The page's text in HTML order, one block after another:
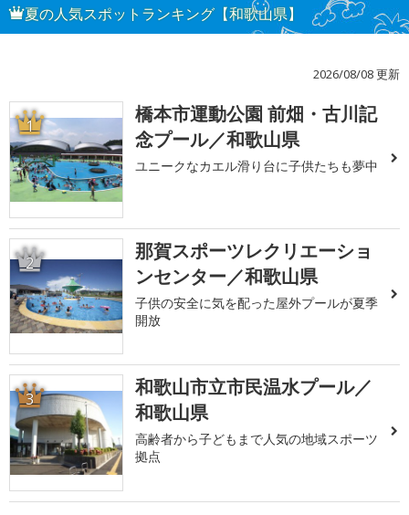
夏の人気スポットランキング【和歌山県】
2026/08/08 更新
1
橋本市運動公園 前畑・古川記
念プール／和歌山県
ユニークなカエル滑り台に子供たちも夢中
2
那賀スポーツレクリエーショ
ンセンター／和歌山県
子供の安全に気を配った屋外プールが夏季
開放
3
和歌山市立市民温水プール／
和歌山県
高齢者から子どもまで人気の地域スポーツ
拠点